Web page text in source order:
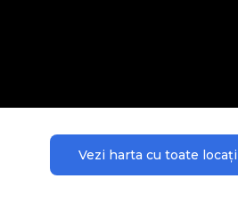
Vezi harta cu toate